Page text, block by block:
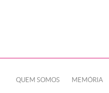
QUEM SOMOS MEMÓRIA